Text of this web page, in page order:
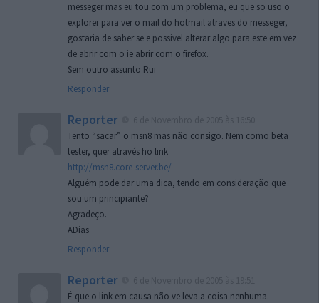
messeger mas eu tou com um problema, eu que so uso o
explorer para ver o mail do hotmail atraves do messeger,
gostaria de saber se e possivel alterar algo para este em vez
de abrir com o ie abrir com o firefox.
Sem outro assunto Rui
Responder
Reporter
Tento “sacar” o msn8 mas não consigo. Nem como beta
tester, quer através ho link
http://msn8.core-server.be/
Alguém pode dar uma dica, tendo em consideração que
sou um principiante?
Agradeço.
ADias
Responder
Reporter
É que o link em causa não ve leva a coisa nenhuma.